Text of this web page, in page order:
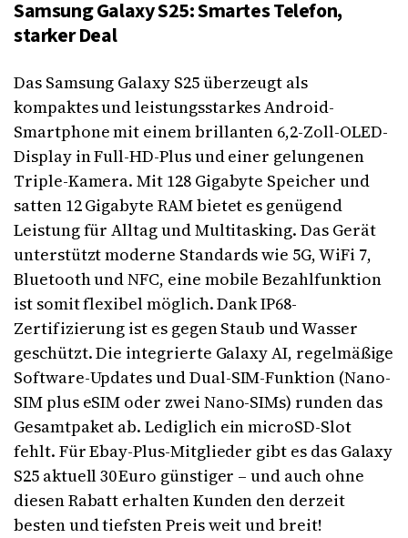
Samsung Galaxy S25: Smartes Telefon,
starker Deal
Das Samsung Galaxy S25 überzeugt als
kompaktes und leistungsstarkes Android-
Smartphone mit einem brillanten 6,2-Zoll-OLED-
Display in Full-HD-Plus und einer gelungenen
Triple-Kamera. Mit 128 Gigabyte Speicher und
satten 12 Gigabyte RAM bietet es genügend
Leistung für Alltag und Multitasking. Das Gerät
unterstützt moderne Standards wie 5G, WiFi 7,
Bluetooth und NFC, eine mobile Bezahlfunktion
ist somit flexibel möglich. Dank IP68-
Zertifizierung ist es gegen Staub und Wasser
geschützt. Die integrierte Galaxy AI, regelmäßige
Software-Updates und Dual-SIM-Funktion (Nano-
SIM plus eSIM oder zwei Nano-SIMs) runden das
Gesamtpaket ab. Lediglich ein microSD-Slot
fehlt. FürEbay-Plus-Mitglieder gibt es das Galaxy
S25 aktuell 30 Euro günstiger – und auch ohne
diesen Rabatt erhalten Kunden den derzeit
besten und tiefsten Preis weit und breit!